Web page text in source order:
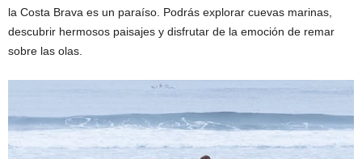
la Costa Brava es un paraíso. Podrás explorar cuevas marinas,
descubrir hermosos paisajes y disfrutar de la emoción de remar
sobre las olas.